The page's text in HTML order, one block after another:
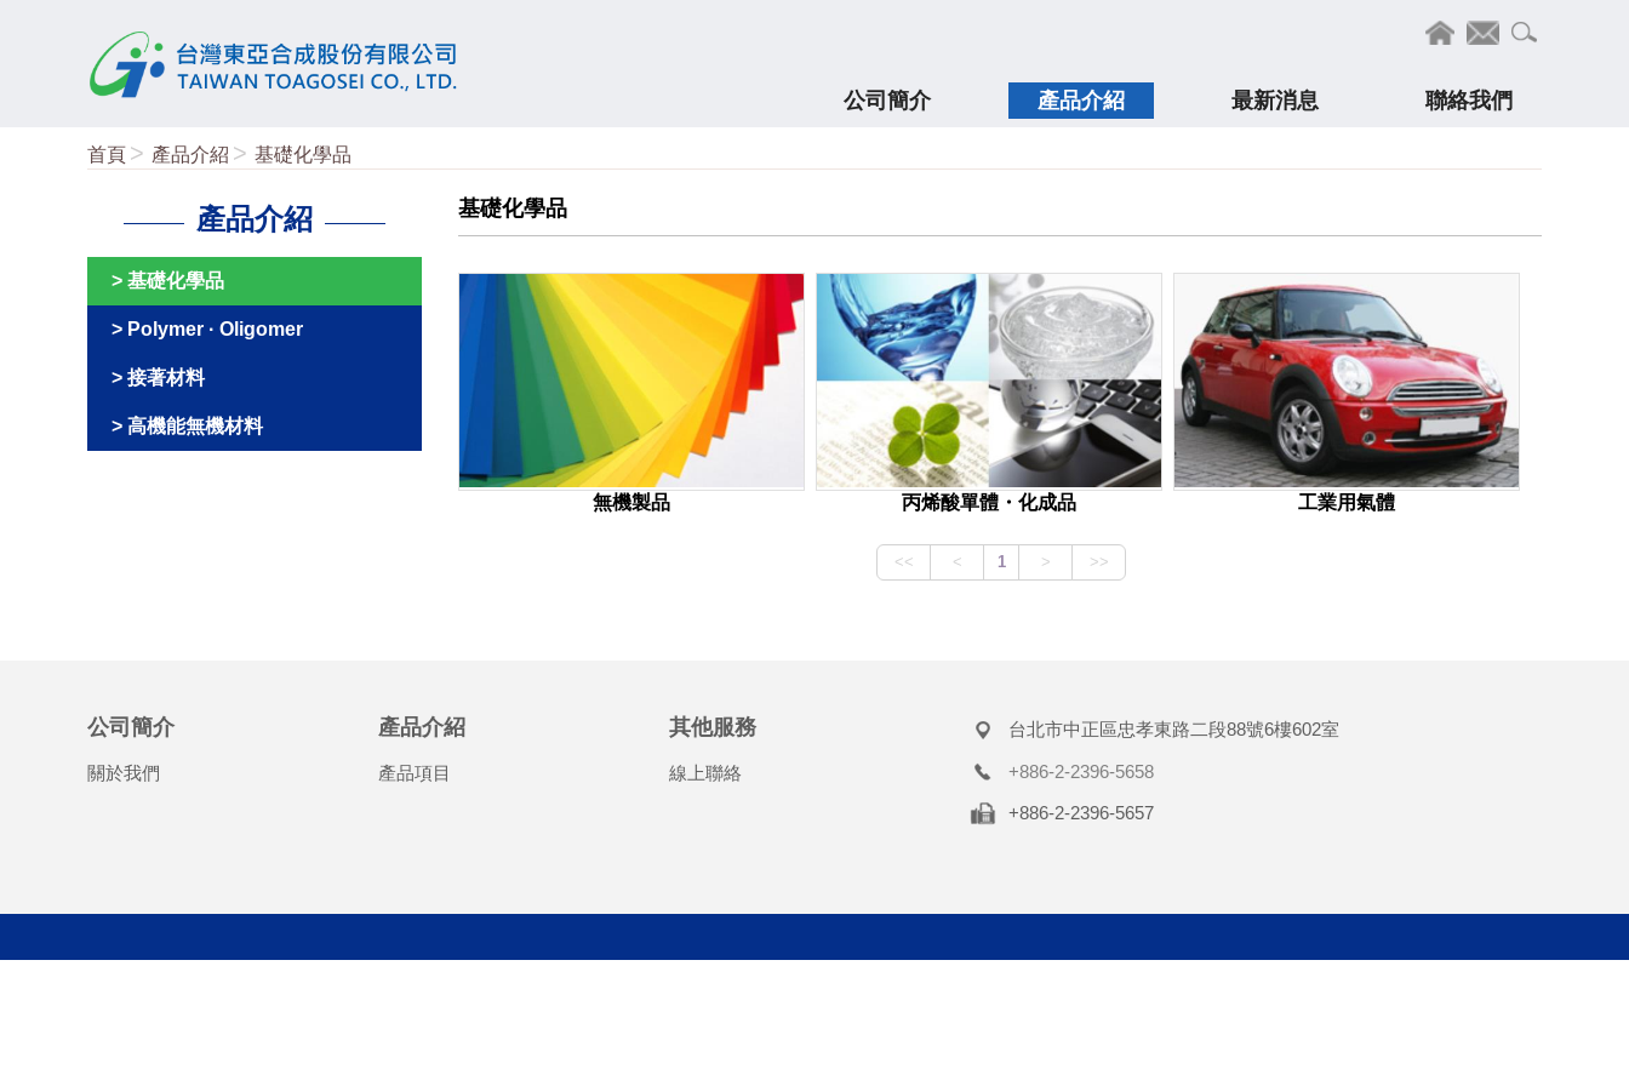
公司簡介 產品介紹 最新消息 聯絡我們
首頁 產品介紹 基礎化學品
產品介紹
基礎化學品
Polymer · Oligomer
接著材料
高機能無機材料
基礎化學品
無機製品 丙烯酸單體・化成品 工業用氣體
公司簡介
關於我們
產品介紹
產品項目
其他服務
線上聯絡
台北市中正區忠孝東路二段88號6樓602室
+886-2-2396-5658
+886-2-2396-5657